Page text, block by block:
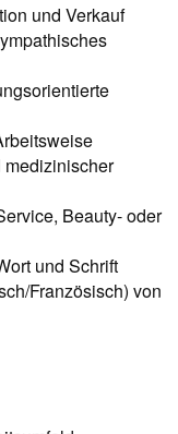
und Verkauf
medizinischer
Beauty- oder
und Schrift
Französisch) von